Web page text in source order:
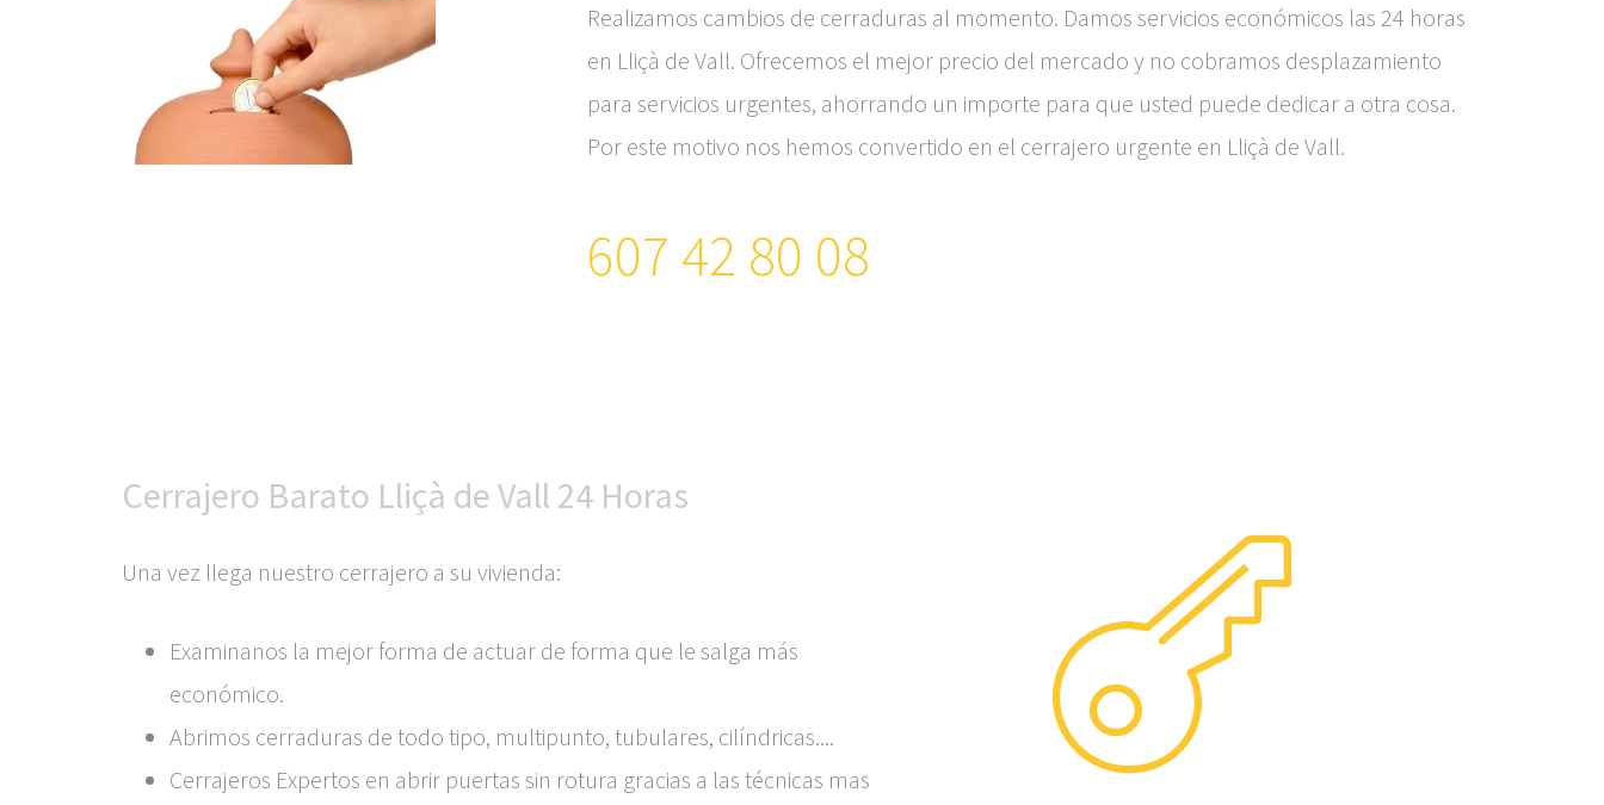
Realizamos cambios de cerraduras al momento. Damos servicios económicos las 24 horas
en Lliçà de Vall. Ofrecemos el mejor precio del mercado y no cobramos desplazamiento
para servicios urgentes, ahorrando un importe para que usted puede dedicar a otra cosa.
Por este motivo nos hemos convertido en el cerrajero urgente en Lliçà de Vall.
607 42 80 08
Cerrajero Barato Lliçà de Vall 24 Horas
Una vez llega nuestro cerrajero a su vivienda:
Examinanos la mejor forma de actuar de forma que le salga más
económico.
Abrimos cerraduras de todo tipo, multipunto, tubulares, cilíndricas....
Cerrajeros Expertos en abrir puertas sin rotura gracias a las técnicas mas